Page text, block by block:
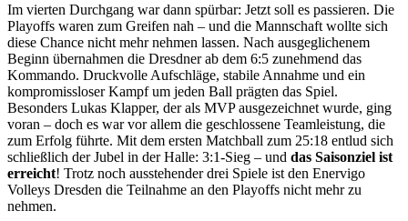
Im vierten Durchgang war dann spürbar: Jetzt soll es passieren. Die
Playoffs waren zum Greifen nah – und die Mannschaft wollte sich
diese Chance nicht mehr nehmen lassen. Nach ausgeglichenem
Beginn übernahmen die Dresdner ab dem 6:5 zunehmend das
Kommando. Druckvolle Aufschläge, stabile Annahme und ein
kompromissloser Kampf um jeden Ball prägten das Spiel.
Besonders Lukas Klapper, der als MVP ausgezeichnet wurde, ging
voran – doch es war vor allem die geschlossene Teamleistung, die
zum Erfolg führte. Mit dem ersten Matchball zum 25:18 entlud sich
schließlich der Jubel in der Halle: 3:1-Sieg – und das Saisonziel ist
erreicht! Trotz noch ausstehender drei Spiele ist den Enervigo
Volleys Dresden die Teilnahme an den Playoffs nicht mehr zu
nehmen.